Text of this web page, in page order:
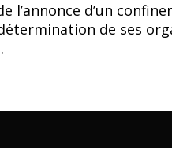
l’annonce d’un
de ses